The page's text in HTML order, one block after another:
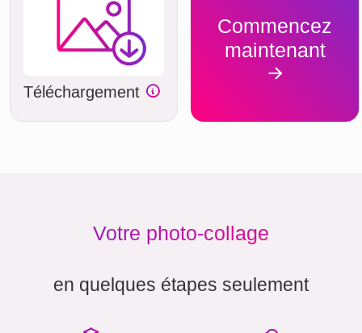
Téléchargement
Commencez
maintenant
Votre photo-collage
en quelques étapes seulement